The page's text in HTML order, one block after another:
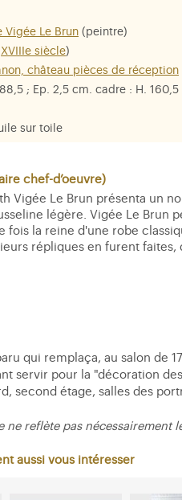
Vigée Le Brun (peintre)
XVIIIe siècle)
château pièces de réception
; Ep. 2,5 cm. cadre : H. 160,5
sur toile
chef-d’oeuvre)
Vigée Le Brun présenta un
légère. Vigée Le Brun
fois la reine d'une robe
répliques en furent
qui remplaça, au salon de
servir pour la "décoration
second étage, salles des
ne reflète pas nécessairement
aussi vous intéresser